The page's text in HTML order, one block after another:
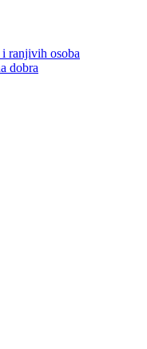
ranjivih osoba
dobra